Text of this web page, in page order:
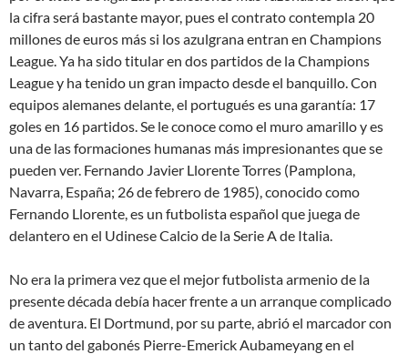
la cifra será bastante mayor, pues el contrato contempla 20
millones de euros más si los azulgrana entran en Champions
League. Ya ha sido titular en dos partidos de la Champions
League y ha tenido un gran impacto desde el banquillo. Con
equipos alemanes delante, el portugués es una garantía: 17
goles en 16 partidos. Se le conoce como el muro amarillo y es
una de las formaciones humanas más impresionantes que se
pueden ver. Fernando Javier Llorente Torres (Pamplona,
Navarra, España; 26 de febrero de 1985), conocido como
Fernando Llorente, es un futbolista español que juega de
delantero en el Udinese Calcio de la Serie A de Italia.
No era la primera vez que el mejor futbolista armenio de la
presente década debía hacer frente a un arranque complicado
de aventura. El Dortmund, por su parte, abrió el marcador con
un tanto del gabonés Pierre-Emerick Aubameyang en el